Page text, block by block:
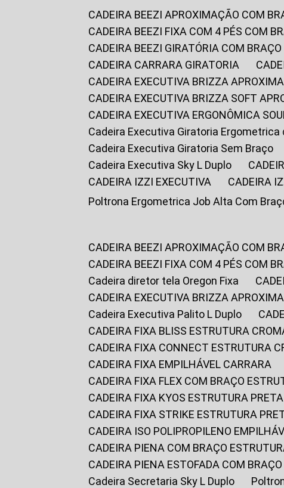
CADEIRA BEEZI APROXIMAÇÃO COM
CADEIRA BEEZI FIXA COM 4 PÉS COM
CADEIRA BEEZI GIRATÓRIA COM BRAÇO
CADEIRA CARRARA GIRATORIA
CADEIRA EXECUTIVA BRIZZA
CADEIRA EXECUTIVA BRIZZA SOFT
CADEIRA EXECUTIVA ERGONÔMICA
Cadeira Executiva Giratoria
Cadeira Executiva Giratoria Sem Braço
Cadeira Executiva Sky L Duplo
CADEIRA IZZI EXECUTIVA
CADEIRA
Poltrona Ergometrica Job Alta Com
CADEIRA BEEZI APROXIMAÇÃO COM
CADEIRA BEEZI FIXA COM 4 PÉS COM
Cadeira diretor tela Oregon Fixa
CADEIRA EXECUTIVA BRIZZA
Cadeira Executiva Palito L Duplo
CADEIRA FIXA BLISS ESTRUTURA
CADEIRA FIXA CONNECT ESTRUTURA
CADEIRA FIXA EMPILHÁVEL CARRARA
CADEIRA FIXA FLEX COM BRAÇO
CADEIRA FIXA KYOS ESTRUTURA PRETA
CADEIRA FIXA STRIKE ESTRUTURA
CADEIRA ISO POLIPROPILENO
CADEIRA PIENA COM BRAÇO
CADEIRA PIENA ESTOFADA COM
Cadeira Secretaria Sky L Duplo